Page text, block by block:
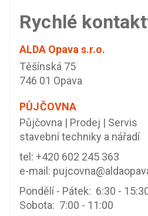
Rychlé
ALDA Opava s.r.o.
Těšínská 75
746 01 Opava
PŮJČOVNA
Půjčovna | Prodej | Servis
stavební techniky a nářadí
tel: +420 602 245 363
e-mail:
Pondělí - Pátek: 6:30 -
Sobota: 7:00 - 11:00